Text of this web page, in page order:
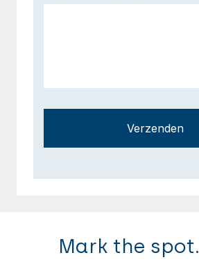
Verzenden
Mark the spot.